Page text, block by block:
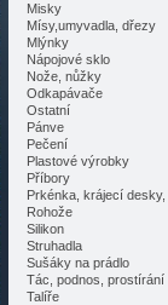
Misky
Mísy,umyvadla, dřezy
Mlýnky
Nápojové sklo
Nože, nůžky
Odkapávače
Ostatní
Pánve
Pečení
Plastové výrobky
Příbory
Prkénka, krájecí
Rohože
Silikon
Struhadla
Sušáky na prádlo
Tác, podnos, prostírání
Talíře